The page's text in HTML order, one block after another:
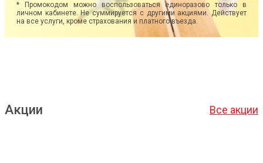
* Промокодом можно воспользоваться единоразово только в
личном кабинете. Не суммируется с другими акциями. Действует
на все услуги, кроме страхования и платного въезда.
Акции Все акции